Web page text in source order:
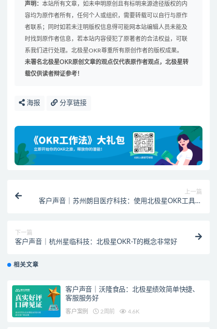
声明： 本站所有文章，如未申明原创且有标明来源途径版权的内
容均为原作者所有，任何个人或组织，需要转载可以自行与原作
者联系；同时如若未注明版权信息得可能网本站编辑人员未能及
时找到原作者信息，若本站内容侵犯了原著者的合法权益，可联
系我们进行处理。北极星OKR尊重所有原创作者的版权成果。
未署名北极星OKR原创文章的观点仅代表原作者观点，北极星转
载仅供读者辩证参考！
海报 分享链接
上一篇
客户声音｜苏州朗目医疗科技：使用北极星OKR工具效
下一篇
客户声音｜杭州星临科技：北极星OKR-T的概念非常好
相关文章
客户声音｜沃隆食品：北极星绩效简单快捷、
客服服务好
客户案例 2周前 4.6K